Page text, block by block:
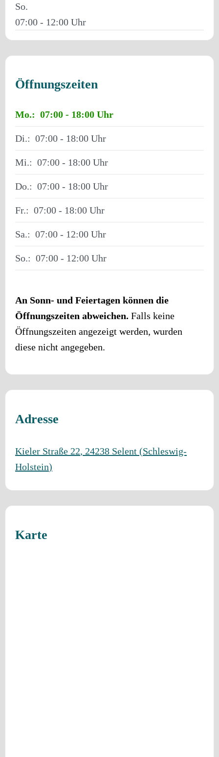
So.
07:00 - 12:00
Öffnungszeiten
Mo.: 07:00 - 18:00
Di.: 07:00 - 18:00
Mi.: 07:00 - 18:00
Do.: 07:00 - 18:00
Fr.: 07:00 - 18:00
Sa.: 07:00 - 12:00
So.: 07:00 - 12:00
An Sonn- und Feiertagen können die
Öffnungszeiten abweichen. Falls keine
Öffnungszeiten angezeigt werden, wurden
diese nicht angegeben.
Adresse
Kieler Straße 22, 24238 Selent (Schleswig-
Holstein)
Karte